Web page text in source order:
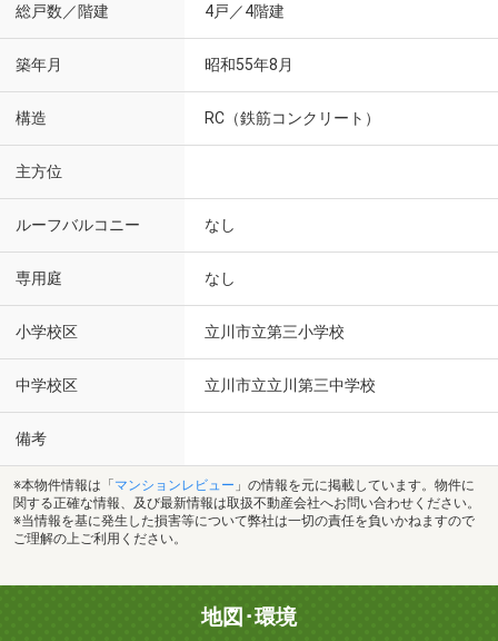
総戸数／階建 4戸／4階建
築年月 昭和55年8月
構造 RC（鉄筋コンクリート）
主方位
ルーフバルコニー なし
専用庭 なし
小学校区 立川市立第三小学校
中学校区 立川市立立川第三中学校
備考
※本物件情報は「 マンションレビュー 」の情報を元に掲載しています。物件に
関する正確な情報、及び最新情報は取扱不動産会社へお問い合わせください。
※当情報を基に発生した損害等について弊社は一切の責任を負いかねますので
ご理解の上ご利用ください。
地図･環境